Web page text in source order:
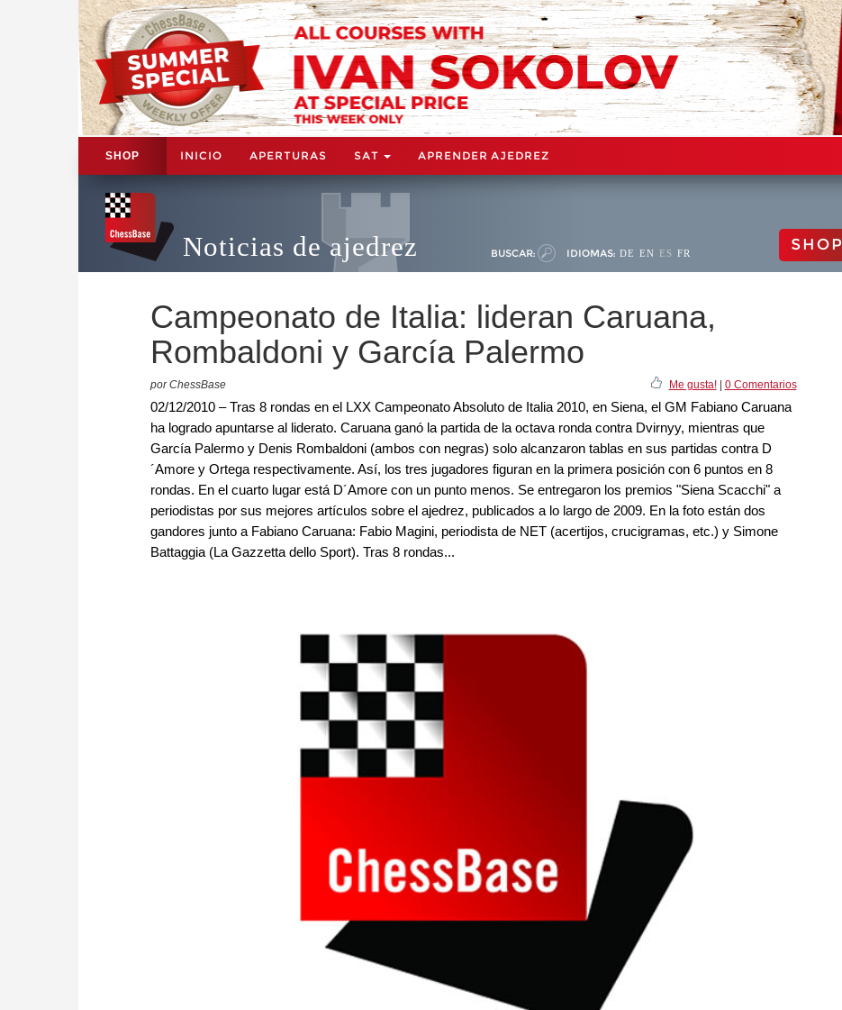
SHOP INICIO APERTURAS SAT APRENDER AJEDREZ
Noticias de ajedrez BUSCAR: IDIOMAS: DE EN ES FR SHOP
Campeonato de Italia: lideran Caruana,
Rombaldoni y García Palermo
por ChessBase Me gusta!| 0 Comentarios
02/12/2010 – Tras 8 rondas en el LXX Campeonato Absoluto de Italia 2010, en Siena, el GM Fabiano Caruana
ha logrado apuntarse al liderato. Caruana ganó la partida de la octava ronda contra Dvirnyy, mientras que
García Palermo y Denis Rombaldoni (ambos con negras) solo alcanzaron tablas en sus partidas contra D
´Amore y Ortega respectivamente. Así, los tres jugadores figuran en la primera posición con 6 puntos en 8
rondas. En el cuarto lugar está D´Amore con un punto menos. Se entregaron los premios "Siena Scacchi" a
periodistas por sus mejores artículos sobre el ajedrez, publicados a lo largo de 2009. En la foto están dos
gandores junto a Fabiano Caruana: Fabio Magini, periodista de NET (acertijos, crucigramas, etc.) y Simone
Battaggia (La Gazzetta dello Sport). Tras 8 rondas...